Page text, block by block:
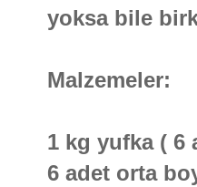
yoksa bile
Malzemeler:
1 kg yufka ( 6
6 adet orta